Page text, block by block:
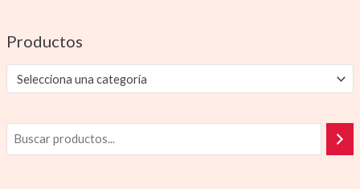
Productos
Selecciona una categoría